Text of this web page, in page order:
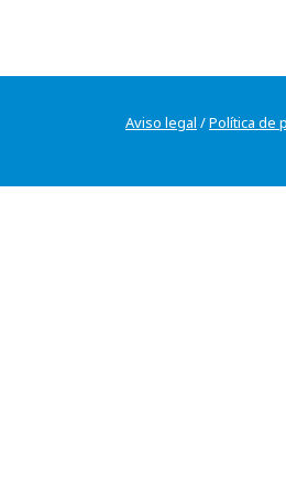
Aviso legal /Política de